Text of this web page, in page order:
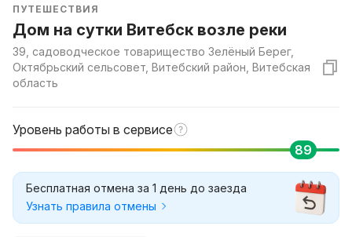
ПУТЕШЕСТВИЯ
Дом на сутки Витебск возле реки
39, садоводческое товарищество Зелёный Берег,
Октябрьский сельсовет, Витебский район, Витебская
область
Уровень работы в сервисе
89
Бесплатная отмена за 1 день до заезда
Узнать правила отмены